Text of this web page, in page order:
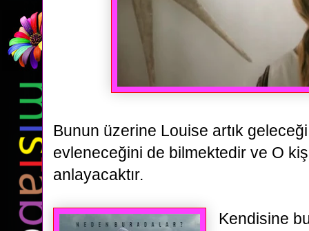
Bunun üzerine Louise artık
evleneceğini de bilmektedir ve O
anlayacaktır.
Kendisine